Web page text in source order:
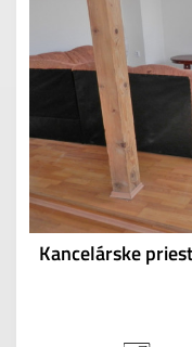
Kancelárske